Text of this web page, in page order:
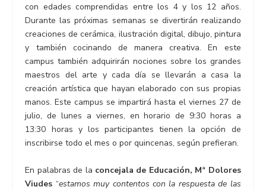
con edades comprendidas entre los 4 y los 12 años.
Durante las próximas semanas se divertirán realizando
creaciones de cerámica, ilustración digital, dibujo, pintura
y también cocinando de manera creativa. En este
campus también adquirirán nociones sobre los grandes
maestros del arte y cada día se llevarán a casa la
creación artística que hayan elaborado con sus propias
manos. Este campus se impartirá hasta el viernes 27 de
julio, de lunes a viernes, en horario de 9:30 horas a
13:30 horas y los participantes tienen la opción de
inscribirse todo el mes o por quincenas, según prefieran.
En palabras de la concejala de Educación, Mª Dolores
Viudes “estamos muy contentos con la respuesta de las